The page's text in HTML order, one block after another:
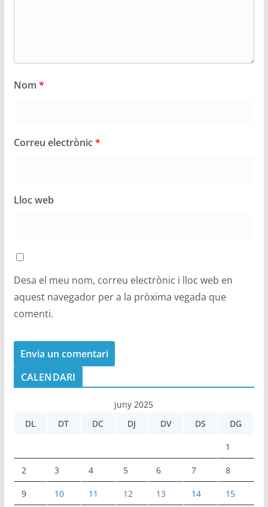
Nom *
Correu electrònic*
Lloc web
Desa el meu nom, correu electrònic i lloc web en
aquest navegador per a la pròxima vegada que
comenti.
CALENDARI
juny 2025
DL
DT DC DJ DV DS DG
1
2 3 4 5 6 7 8
9 10 11 12 13 14 15